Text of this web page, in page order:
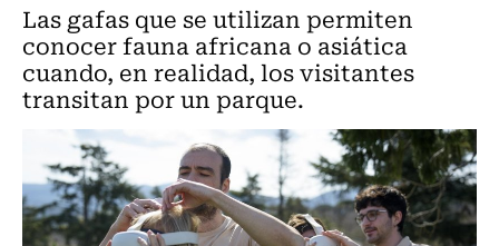
Las gafas que se utilizan permiten
conocer fauna africana o asiática
cuando, en realidad, los visitantes
transitan por un parque.